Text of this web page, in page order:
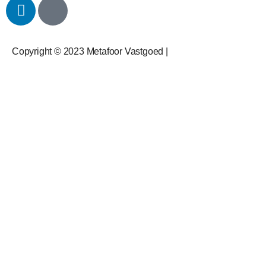
Copyright © 2023 Metafoor Vastgoed |